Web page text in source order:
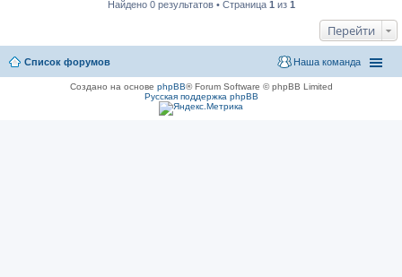
Найдено 0 результатов • Страница 1 из 1
Перейти
Список форумов Наша команда
Создано на основе phpBB® Forum Software © phpBB Limited
Русская поддержка phpBB